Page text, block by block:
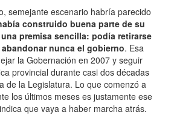
semejante escenario habría parecido
construido buena parte de su
premisa sencilla: podía retirarse
nunca el gobierno. Esa
la Gobernación en 2007 y seguir
provincial durante casi dos décadas
de la Legislatura. Lo que comenzó a
los últimos meses es justamente ese
que vaya a haber marcha atrás.